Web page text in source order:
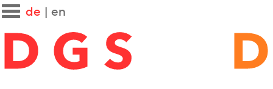
de en